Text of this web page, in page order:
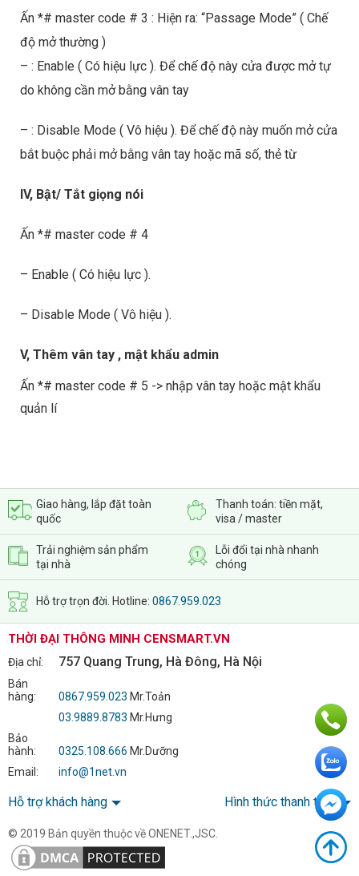
Ấn *# master code # 3 : Hiện ra: “Passage Mode” ( Chế
độ mở thường )
– : Enable ( Có hiệu lực ). Để chế độ này cửa được mở tự
do không cần mở bằng vân tay
– : Disable Mode ( Vô hiệu ). Để chế độ này muốn mở cửa
bắt buộc phải mở bằng vân tay hoặc mã số, thẻ từ
IV, Bật/ Tắt giọng nói
Ấn *# master code # 4
– Enable ( Có hiệu lực ).
– Disable Mode ( Vô hiệu ).
V, Thêm vân tay , mật khẩu admin
Ấn *# master code # 5 -> nhập vân tay hoặc mật khẩu
quản lí
Giao hàng, lắp đặt toàn
quốc
Thanh toán: tiền mặt,
visa / master
Trải nghiệm sản phẩm
tại nhà
Lỗi đổi tại nhà nhanh
chóng
Hỗ trợ trọn đời. Hotline: 0867.959.023
THỜI ĐẠI THÔNG MINH CENSMART.VN
Địa chỉ: 757 Quang Trung, Hà Đông, Hà Nội
Bán
hàng:
0867.959.023 Mr.Toản
03.9889.8783 Mr.Hưng
Bảo
hành:
0325.108.666 Mr.Dưỡng
Email:
info@1net.vn
Hỗ trợ khách hàng Hình thức thanh toán
© 2019 Bản quyền thuộc về ONENET.,JSC.